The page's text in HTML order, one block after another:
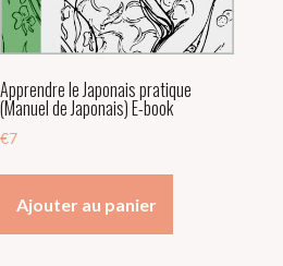
Apprendre le Japonais pratique
(Manuel de Japonais) E-book
€7
Ajouter au panier